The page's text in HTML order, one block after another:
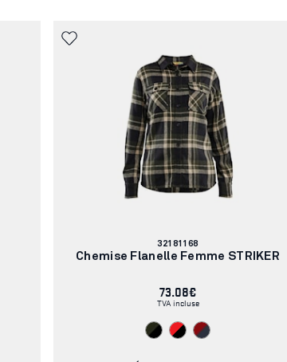
Numéro
d'article:
32181168
Chemise Flanelle Femme STRIKER
73.08€
TVA incluse